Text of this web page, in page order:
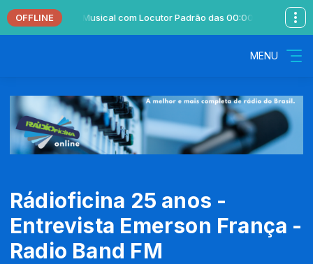
OFFLINE
Programação Musical com Locutor Padrão das 00:00 às 23:59
MENU
Rádioficina 25 anos -
Entrevista Emerson França -
Radio Band FM